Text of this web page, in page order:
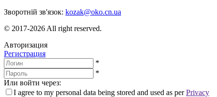
Зворотній зв'язок: kozak@oko.cn.ua
© 2017-2026 All right reserved.
Авторизация
Регистрация
*
*
Или войти через:
I agree to my personal data being stored and used as perPrivacy